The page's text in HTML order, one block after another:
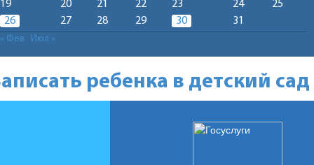
19
20 21 22 23 24
25
26
27 28 29 30 31
« Фев Июл »
ребенка в детский сад